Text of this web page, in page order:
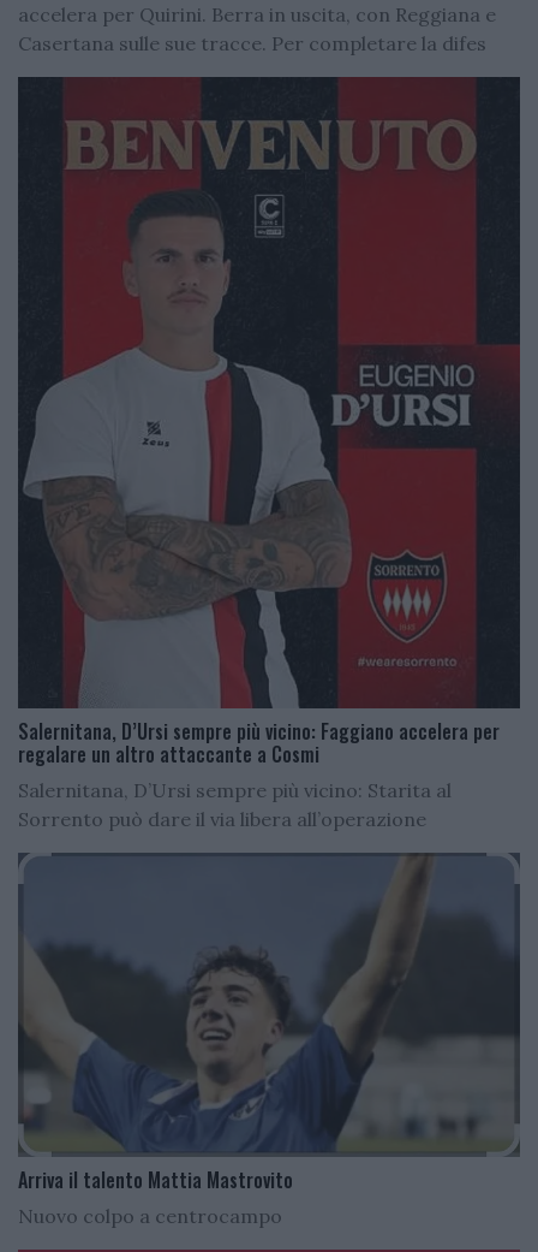
accelera per Quirini. Berra in uscita, con Reggiana e
Casertana sulle sue tracce. Per completare la difes
Salernitana, D’Ursi sempre più vicino: Faggiano accelera per
regalare un altro attaccante a Cosmi
Salernitana, D’Ursi sempre più vicino: Starita al
Sorrento può dare il via libera all’operazione
Arriva il talento Mattia Mastrovito
Nuovo colpo a centrocampo